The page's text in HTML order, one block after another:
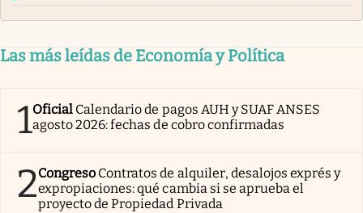
Las más leídas de Economía y Política
1Oficial Calendario de pagos AUH y SUAF ANSES
agosto 2026: fechas de cobro confirmadas
2Congreso Contratos de alquiler, desalojos exprés y
expropiaciones: qué cambia si se aprueba el
proyecto de Propiedad Privada